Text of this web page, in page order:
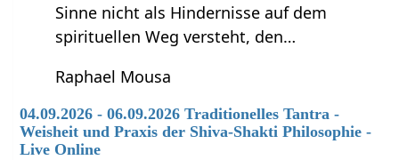
Sinne nicht als Hindernisse auf dem
spirituellen Weg versteht, den…
Raphael Mousa
04.09.2026 - 06.09.2026 Traditionelles Tantra -
Weisheit und Praxis der Shiva-Shakti Philosophie -
Live Online